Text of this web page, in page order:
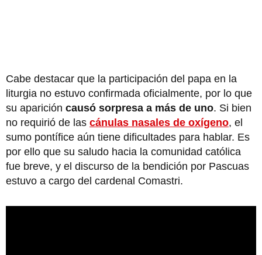
Cabe destacar que la participación del papa en la
liturgia no estuvo confirmada oficialmente, por lo que
su aparición causó sorpresa a más de uno. Si bien
no requirió de las cánulas nasales de oxígeno, el
sumo pontífice aún tiene dificultades para hablar. Es
por ello que su saludo hacia la comunidad católica
fue breve, y el discurso de la bendición por Pascuas
estuvo a cargo del cardenal Comastri.